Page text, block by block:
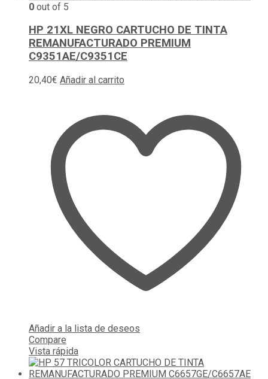
0 out of 5
HP 21XL NEGRO CARTUCHO DE TINTA
REMANUFACTURADO PREMIUM
C9351AE/C9351CE
20,40€ Añadir al carrito
Añadir a la lista de deseos
Compare
Vista rápida